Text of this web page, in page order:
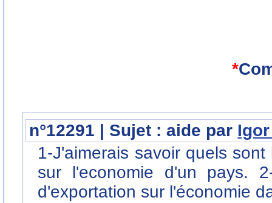
*
n°12291 | Sujet : aide par
1-J'aimerais savoir quels
sur l'economie d'un pays.
d'exportation sur l'économie